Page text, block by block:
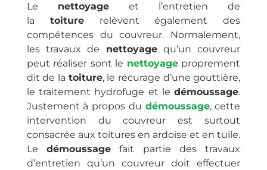
Le nettoyageet l’entretien de
la toiturerelèvent également des
compétences du couvreur. Normalement,
les travaux de nettoyagequ’un couvreur
peut réaliser sont le nettoyageproprement
dit de la toiture, le récurage d’une gouttière,
le traitement hydrofuge et ledémoussage.
Justement à propos du démoussage, cette
intervention du couvreur est surtout
consacrée aux toitures en ardoise et en tuile.
Ledémoussage fait partie des travaux
d’entretien qu’un couvreur doit effectuer